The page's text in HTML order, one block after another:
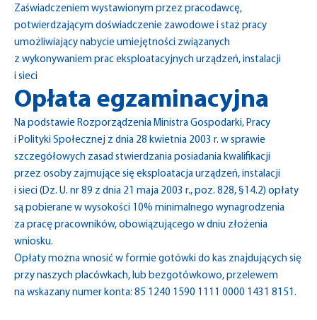
Zaświadczeniem wystawionym przez pracodawcę,
potwierdzającym doświadczenie zawodowe i staż pracy
umożliwiający nabycie umiejętności związanych
z wykonywaniem prac eksploatacyjnych urządzeń, instalacji
i sieci
Opłata egzaminacyjna
Na podstawie Rozporządzenia Ministra Gospodarki, Pracy
i Polityki Społecznej z dnia 28 kwietnia 2003 r. w sprawie
szczegółowych zasad stwierdzania posiadania kwalifikacji
przez osoby zajmujące się eksploatacja urządzeń, instalacji
i sieci (Dz. U. nr 89 z dnia 21 maja 2003 r., poz. 828, §14.2) opłaty
są pobierane w wysokości 10% minimalnego wynagrodzenia
za pracę pracowników, obowiązującego w dniu złożenia
wniosku.
Opłaty można wnosić w formie gotówki do kas znajdujących się
przy naszych placówkach, lub bezgotówkowo, przelewem
na wskazany numer konta: 85 1240 1590 1111 0000 1431 8151.